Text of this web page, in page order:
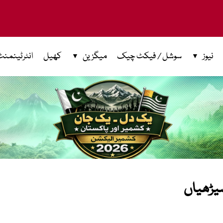
نیوز سوشل / فیکٹ چیک میگزین کھیل